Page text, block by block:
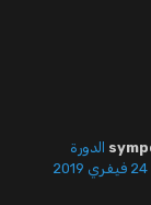
الدورة